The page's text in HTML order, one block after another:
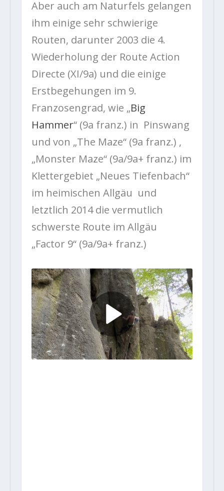
Aber auch am Naturfels gelangen
ihm einige sehr schwierige
Routen, darunter 2003 die 4.
Wiederholung der Route Action
Directe (XI/9a) und die einige
Erstbegehungen im 9.
Franzosengrad, wie „Big
Hammer“ (9a franz.) in Pinswang
und von „The Maze“ (9a franz.) ,
„Monster Maze“ (9a/9a+ franz.) im
Klettergebiet „Neues Tiefenbach“
im heimischen Allgäu und
letztlich 2014 die vermutlich
schwerste Route im Allgäu
„Factor 9“ (9a/9a+ franz.)